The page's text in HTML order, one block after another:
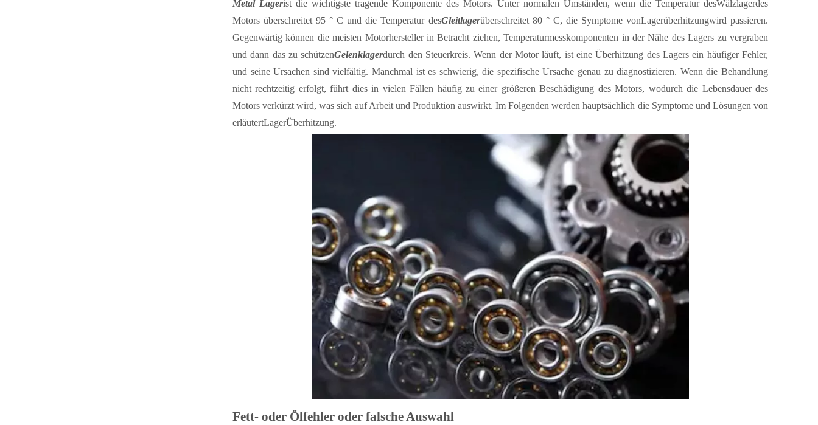
Metal Lagerist die wichtigste tragende Komponente des Motors. Unter normalen Umständen, wenn die Temperatur desWälzlagerdes
Motors überschreitet 95 ° C und die Temperatur desGleitlagerüberschreitet 80 ° C, die Symptome vonLagerüberhitzungwird passieren.
Gegenwärtig können die meisten Motorhersteller in Betracht ziehen, Temperaturmesskomponenten in der Nähe des Lagers zu vergraben
und dann das zu schützenGelenklagerdurch den Steuerkreis. Wenn der Motor läuft, ist eine Überhitzung des Lagers ein häufiger Fehler,
und seine Ursachen sind vielfältig. Manchmal ist es schwierig, die spezifische Ursache genau zu diagnostizieren. Wenn die Behandlung
nicht rechtzeitig erfolgt, führt dies in vielen Fällen häufig zu einer größeren Beschädigung des Motors, wodurch die Lebensdauer des
Motors verkürzt wird, was sich auf Arbeit und Produktion auswirkt. Im Folgenden werden hauptsächlich die Symptome und Lösungen von
erläutertLagerÜberhitzung.
Fett- oder Ölfehler oder falsche Auswahl